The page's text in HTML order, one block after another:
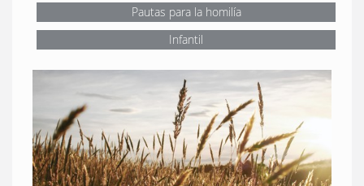
Pautas para la homilía
Infantil